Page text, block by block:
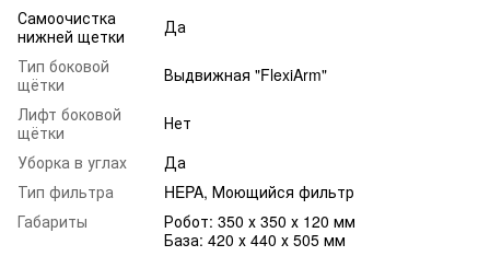
Самоочистка
нижней щетки
Да
Тип боковой
щётки
Выдвижная "FlexiArm"
Лифт боковой
щётки
Нет
Уборка в углах
Да
Тип фильтра
HEPA, Моющийся фильтр
Габариты
Робот: 350 х 350 х 120 мм
База: 420 х 440 х 505 мм